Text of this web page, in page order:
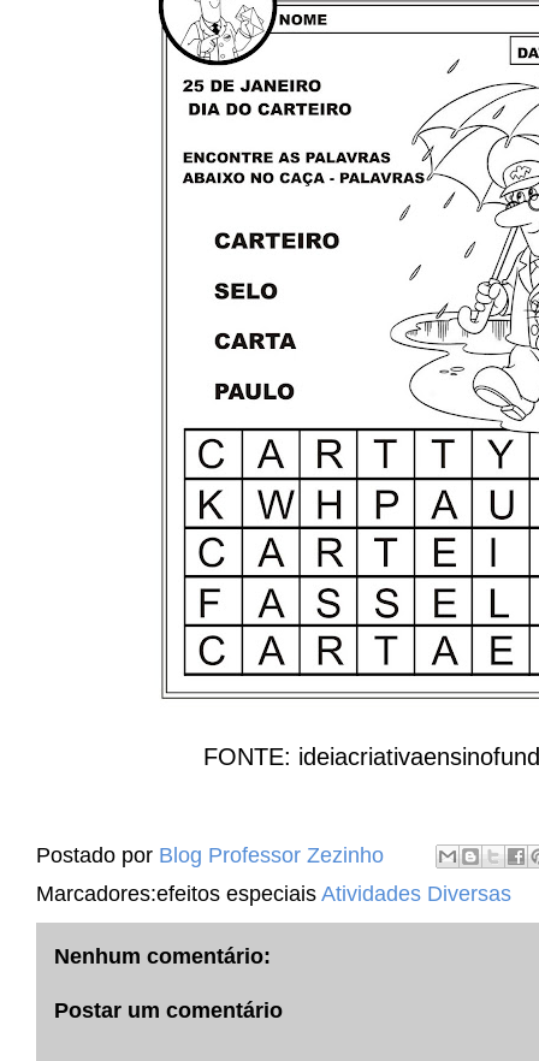
FONTE:
Postado por Blog Professor Zezinho
Marcadores:efeitos especiaisAtividades Diversas
Nenhum comentário:
Postar um comentário